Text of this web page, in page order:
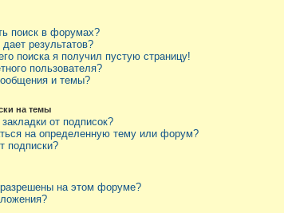
поиск в форумах?
результатов?
поиска я получил пустую страницу!
пользователя?
и темы?
на темы
от подписок?
на определенную тему или форум?
подписки?
на этом форуме?